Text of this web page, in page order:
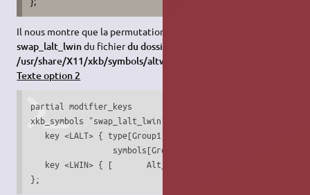
Il nous montre que la permutation est définie dans la section
swap_lalt_lwindu fichierdu dossier
/usr/share/X11/xkb/symbols/altwin
Texte option 2
partial modifier_keys
xkb_symbols "swap_lalt_lwin" {
   key <LALT> { type[Group1] = "ONE_LEVEL",
                 symbols[Group1] = [ Super_L ] };
   key <LWIN> {	[	Alt_L,	Meta_L		]	};
};